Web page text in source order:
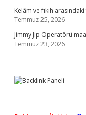
Kelâm ve fıkıh
Temmuz 25, 2026
Jimmy Jip Operatörü
Temmuz 23, 2026